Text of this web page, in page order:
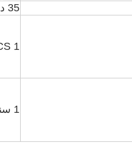
35 درجة مئوية / 50 هرتز
1 PCS
1 سنة